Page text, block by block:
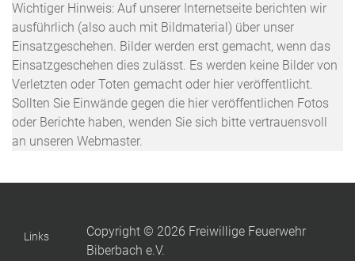
Wichtiger Hinweis: Auf unserer Internetseite berichten wir
ausführlich (also auch mit Bildmaterial) über unser
Einsatzgeschehen. Bilder werden erst gemacht, wenn das
Einsatzgeschehen dies zulässt. Es werden keine Bilder von
Verletzten oder Toten gemacht oder hier veröffentlicht.
Sollten Sie Einwände gegen die hier veröffentlichen Fotos
oder Berichte haben, wenden Sie sich bitte vertrauensvoll
an unseren Webmaster.
Links
Copyright © 2026 Freiwillige Feuerwehr
Biberbach e.V.